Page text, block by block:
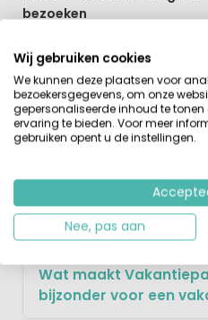
bezoeken
Behalve de vele
fiets kunt ontdekken zijn er
bezoeken. Wat dacht je van
Ruinen of Zwolle? Lekker een
Winkelen in Zwolle en op
historische gebouwen en de
Veelgestelde
Ruinen
Wat maakt
bijzonder voor een
Wij gebruiken cookies
We kunnen deze plaatsen voor
bezoekersgegevens, om onze
gepersonaliseerde inhoud te
ervaring te bieden. Voor meer
gebruiken opent u de instellingen.
Nee, pas aan